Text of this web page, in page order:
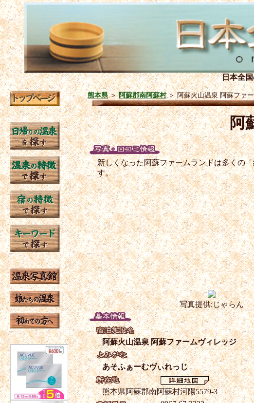
日本全
熊本県＞阿蘇郡南阿蘇村＞阿蘇火山温泉 阿蘇ファ
阿
新しくなった阿蘇ファームランドは多くの
す。
写真提供:じゃらん
阿蘇火山温泉 阿蘇ファームヴィレッジ
あそふぁーむヴぃれっじ
熊本県阿蘇郡南阿蘇村河陽5579-3